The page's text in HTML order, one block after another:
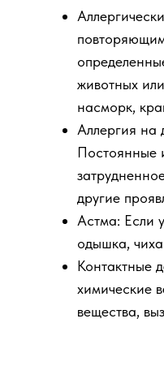
животных
насморк,
Аллергия на
Постоянные
другие
Астма: Если
одышка,
Контактные
химические
вещества,